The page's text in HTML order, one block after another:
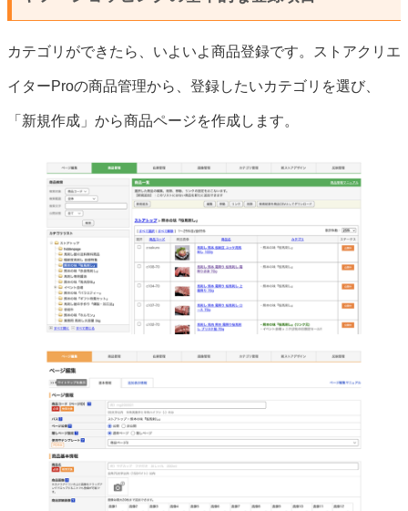
カテゴリができたら、いよいよ商品登録です。ストアクリエ
イターProの商品管理から、登録したいカテゴリを選び、
「新規作成」から商品ページを作成します。